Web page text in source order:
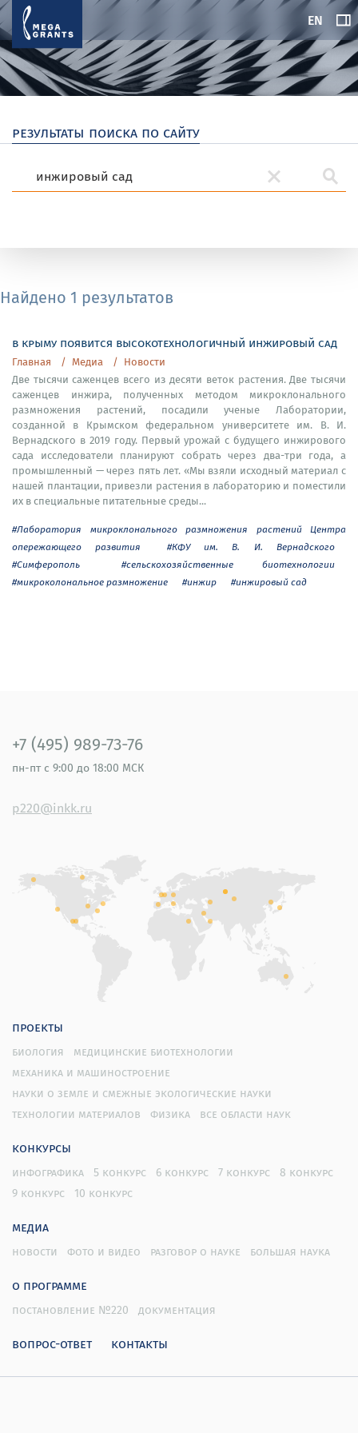
EN
результаты поиска по сайту
Найдено 1 результатов
в крыму появится высокотехнологичный инжировый сад
Главная Медиа
Новости
Две тысячи саженцев всего из десяти веток растения. Две тысячи
саженцев инжира, полученных методом микроклонального
размножения растений, посадили ученые Лаборатории,
созданной в Крымском федеральном университете им. В. И.
Вернадского в 2019 году. Первый урожай с будущего инжирового
сада исследователи планируют собрать через два-три года, а
промышленный — через пять лет. «Мы взяли исходный материал с
нашей плантации, привезли растения в лабораторию и поместили
их в специальные питательные среды...
#Лаборатория микроклонального размножения растений Центра
опережающего развития
#КФУ им. В. И. Вернадского
#Симферополь
#сельскохозяйственные биотехнологии
#микроколональное размножение
#инжир #инжировый сад
+7 (495) 989-73-76
пн-пт с 9:00 до 18:00 МСК
p220@inkk.ru
проекты
биология
медицинские биотехнологии
механика и машиностроение
науки о земле и смежные экологические науки
технологии материалов
физика все области наук
конкурсы
инфографика 5 конкурс 6 конкурс 7 конкурс
8 конкурс
9 конкурс
10 конкурс
медиа
новости фото и видео разговор о науке большая наука
о программе
постановление №220 документация
вопрос-ответ контакты